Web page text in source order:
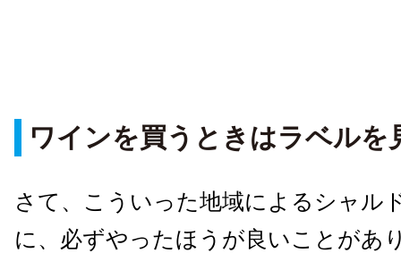
ワインを買うときはラベルを
さて、こういった地域によるシャル
に、必ずやったほうが良いことがあ